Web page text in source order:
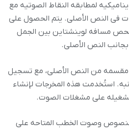
لمطابقه النقاط الصوتیه مع
فی النص الأصلی. یتم الحصول على
مسافه لوینشتاین بین الجمل
بجانب النص الأصلی.
من النص الأصلی، مع تسجیل
استُخدمت هذه المخرجات لإنشاء
على مشغلات الصوت.
وصوت الخطب المتاحه على